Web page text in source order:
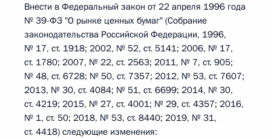
Внести в Федеральный закон от 22 апреля 1996 года
№ 39-ФЗ "О рынке ценных бумаг" (Собрание
законодательства Российской Федерации, 1996,
№ 17, ст. 1918; 2002, № 52, ст. 5141; 2006, № 17,
ст. 1780; 2007, № 22, ст. 2563; 2011, № 7, ст. 905;
№ 48, ст. 6728; № 50, ст. 7357; 2012, № 53, ст. 7607;
2013, № 30, ст. 4084; № 51, ст. 6699; 2014, № 30,
ст. 4219; 2015, № 27, ст. 4001; № 29, ст. 4357; 2016,
№ 1, ст. 50; 2018, № 53, ст. 8440; 2019, № 31,
ст. 4418) следующие изменения: